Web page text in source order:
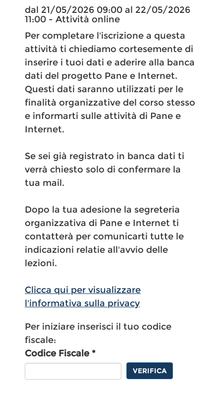
dal 21/05/2026 09:00 al 22/05/2026
11:00 - Attività online
Per completare l'iscrizione a questa
attività ti chiediamo cortesemente di
inserire i tuoi dati e aderire alla banca
dati del progetto Pane e Internet.
Questi dati saranno utilizzati per le
finalità organizzative del corso stesso
e informarti sulle attività di Pane e
Internet.
Se sei già registrato in banca dati ti
verrà chiesto solo di confermare la
tua mail.
Dopo la tua adesione la segreteria
organizzativa di Pane e Internet ti
contatterà per comunicarti tutte le
indicazioni relatie all'avvio delle
lezioni.
Clicca qui per visualizzare
l'informativa sulla privacy
Per iniziare inserisci il tuo codice
fiscale:
Codice Fiscale *
VERIFICA